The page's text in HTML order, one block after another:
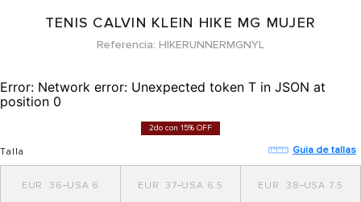
TENIS CALVIN KLEIN HIKE MG MUJER
Referencia HIKERUNNERMGNYL
Error: Network error: Unexpected token T in JSON at
position 0
2do con 15% OFF
Talla Guia de tallas
6
36 6.5
37 7.5
38